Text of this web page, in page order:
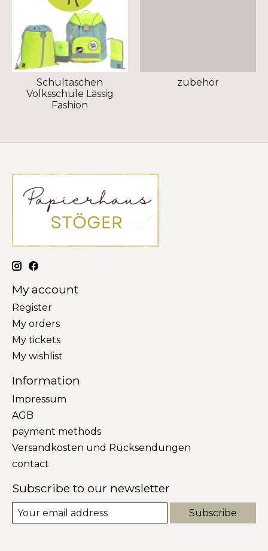
Schultaschen
Volksschule Lässig
Fashion
zubehör
My account
Register
My orders
My tickets
My wishlist
Information
Impressum
AGB
payment methods
Versandkosten und Rücksendungen
contact
Subscribe to our newsletter
Subscribe